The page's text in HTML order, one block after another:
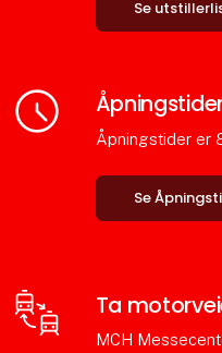
Se
Åpningstider er
Se
Ta
MCH